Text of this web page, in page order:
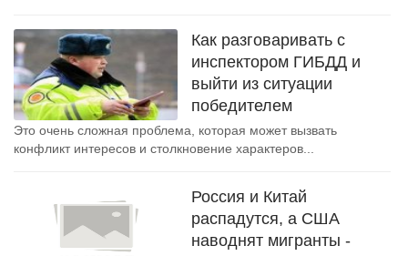
Как разговаривать с
инспектором ГИБДД и
выйти из ситуации
победителем
Это очень сложная проблема, которая может вызвать
конфликт интересов и столкновение характеров...
Россия и Китай
распадутся, а США
наводнят мигранты -